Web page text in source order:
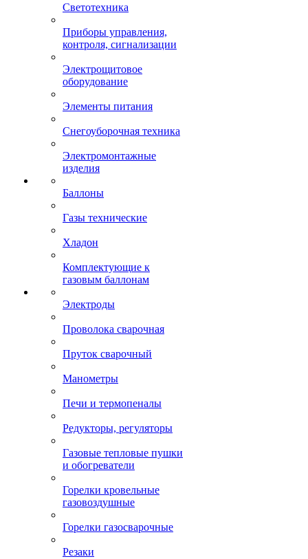
Светотехника
Приборы управления,
контроля, сигнализации
Электрощитовое
оборудование
Элементы питания
Снегоуборочная техника
Электромонтажные
изделия
Баллоны
Газы технические
Хладон
Комплектующие к
газовым баллонам
Электроды
Проволока сварочная
Пруток сварочный
Манометры
Печи и термопеналы
Редукторы, регуляторы
Газовые тепловые пушки
и обогреватели
Горелки кровельные
газовоздушные
Горелки газосварочные
Резаки